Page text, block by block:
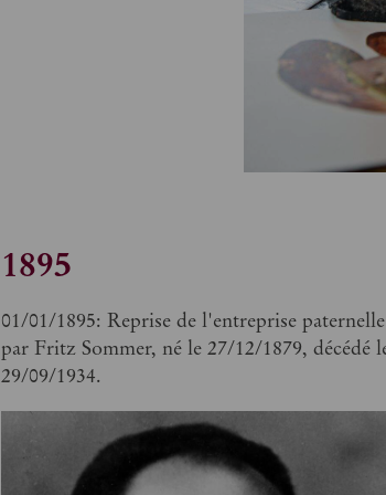
1895
01/01/1895: Reprise de l'entreprise paternelle
par Fritz Sommer, né le 27/12/1879, décédé
29/09/1934.